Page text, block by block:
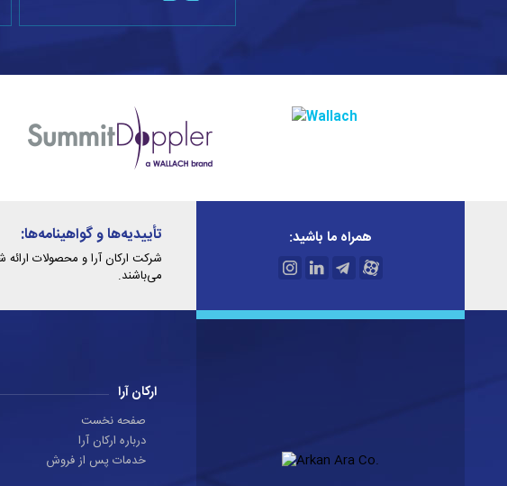
همراه ما باشید: تأییدیه‌ها و گواهینامه‌ها:
شرکت ارکان آرا و محصولات ارائه
می‌باشند.
ارکان آرا
صفحه نخست
درباره ارکان آرا
خدمات پس از فروش